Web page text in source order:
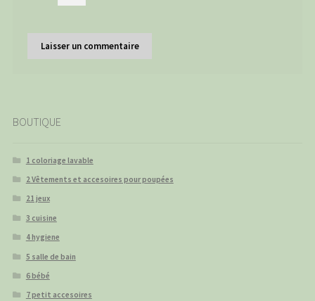
BOUTIQUE
1 coloriage lavable
2 Vêtements et accesoires pour poupées
21 jeux
3 cuisine
4 hygiene
5 salle de bain
6 bébé
7 petit accesoires